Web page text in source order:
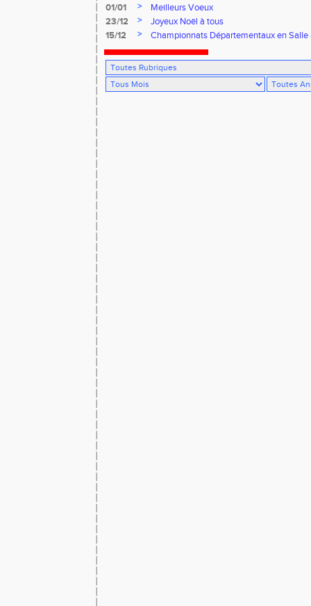
01/01
>
Meilleurs Voeux
23/12
>
Joyeux Noël à tous
15/12
> Championnats Départementaux en Salle